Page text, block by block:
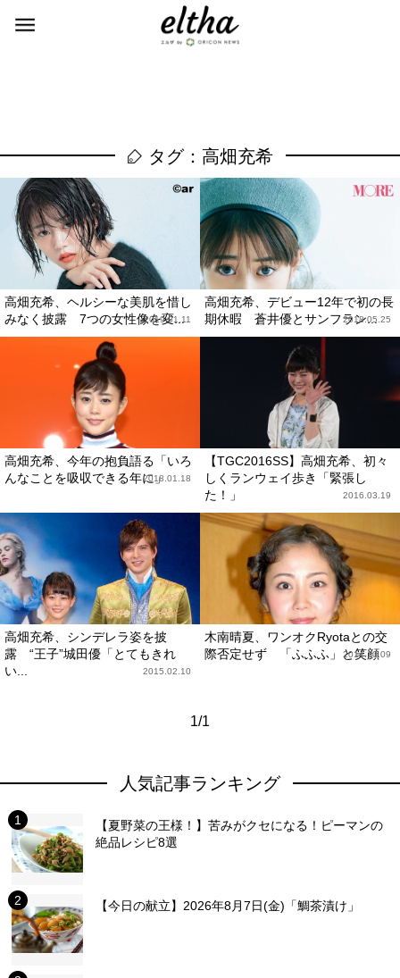
タグ：高畑充希
高畑充希、ヘルシーな美肌を惜し
みなく披露 7つの女性像を変...
2019.01.11
高畑充希、デビュー12年で初の長
期休暇 蒼井優とサンフラン...
2018.05.25
高畑充希、今年の抱負語る「いろ
んなことを吸収できる年に」2018.01.18
【TGC2016SS】高畑充希、初々
しくランウェイ歩き「緊張し
た！」
2016.03.19
高畑充希、シンデレラ姿を披
露 “王子”城田優「とてもきれ
い...
2015.02.10
木南晴夏、ワンオクRyotaとの交
際否定せず 「ふふふ」と笑顔
2014.10.09
1/1
人気記事ランキング
【夏野菜の王様！】苦みがクセになる！ピーマンの
絶品レシピ8選
【今日の献立】2026年8月7日(金)「鯛茶漬け」